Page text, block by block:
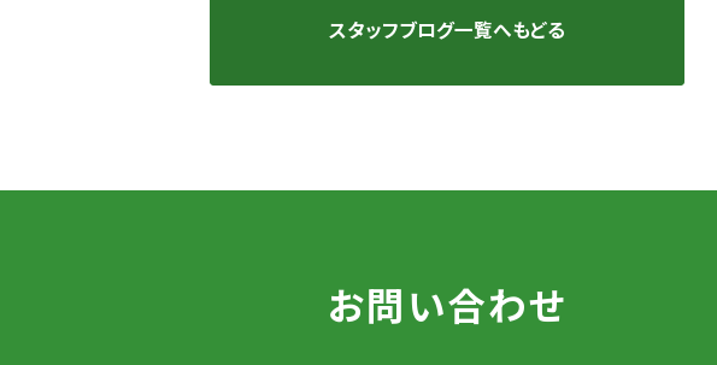
スタッフブログ一覧へもどる
お問い合わせ